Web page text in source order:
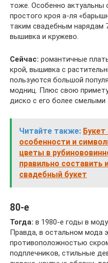
тоже. Особенно актуальны
простого кроя а-ля
таким свадебным нарядам
вышивка и кружево.
Сейчас: романтичные
крой, вышивка с
пользуются большой
модниц. Плюс свою
диско с его более смелыми
Читайте также:
особенности и
цветы в
правильно составить
свадебный букет
80-е
Тогда: в 1980-е годы в
Правда, в остальном мода
противоположностью
подплечников, стильные